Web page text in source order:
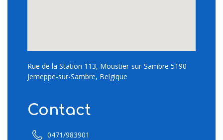
Rue de la Station 113, Moustier-sur-Sambre 5190
Jemeppe-sur-Sambre, Belgique
Contact
0471/983901